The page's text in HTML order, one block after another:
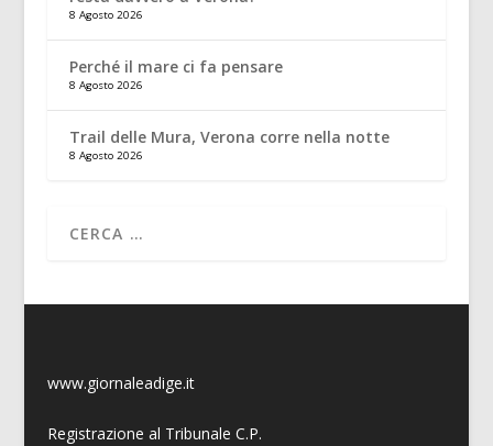
8 Agosto 2026
Perché il mare ci fa pensare
8 Agosto 2026
Trail delle Mura, Verona corre nella notte
8 Agosto 2026
www.giornaleadige.it
Registrazione al Tribunale C.P.